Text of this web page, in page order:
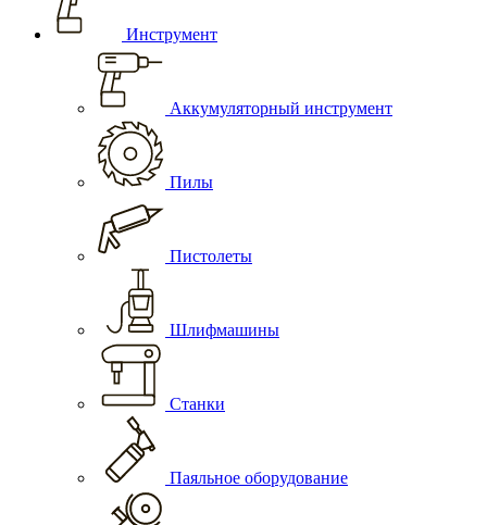
Инструмент
Аккумуляторный инструмент
Пилы
Пистолеты
Шлифмашины
Станки
Паяльное оборудование